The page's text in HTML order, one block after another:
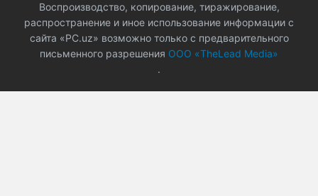
Воспроизводство, копирование, тиражирование,
распространение и иное использование информации с
сайта «PC.uz» возможно только с предварительного
письменного разрешения ООО «TheLead Media»
.